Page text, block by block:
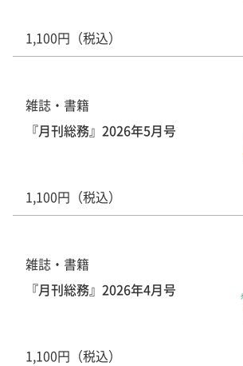
1,100円（税込）
雑誌・書籍
『月刊総務』2026年5月号
1,100円（税込）
雑誌・書籍
『月刊総務』2026年4月号
1,100円（税込）